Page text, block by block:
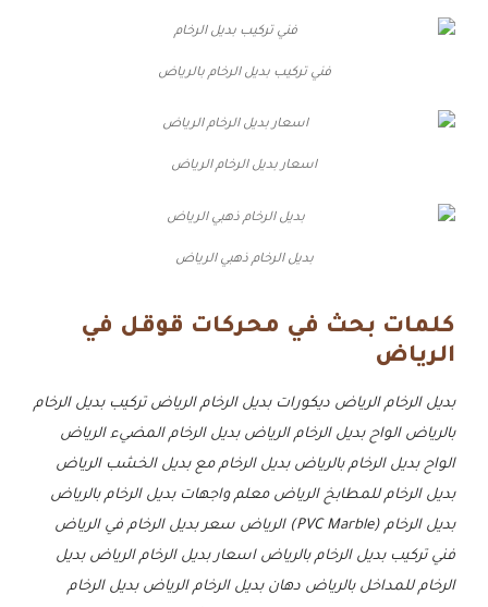
فني تركيب بديل الرخام بالرياض
اسعار بديل الرخام الرياض
بديل الرخام ذهبي الرياض
كلمات بحث في محركات قوقل في
الرياض
بديل الرخام الرياض ديكورات بديل الرخام الرياضتركيب بديل الرخام
بالرياض الواح بديل الرخام الرياضبديل الرخام المضيء الرياض
الواح بديل الرخام بالرياض بديل الرخام مع بديل الخشب الرياض
بديل الرخام للمطابخ الرياض معلم واجهات بديل الرخام بالرياض
بديل الرخام (PVC Marble) الرياض
سعر بديل الرخام في الرياض
فني تركيب بديل الرخام بالرياض اسعار بديل الرخام الرياض بديل
الرخام للمداخل بالرياض دهان بديل الرخام الرياض بديل الرخام